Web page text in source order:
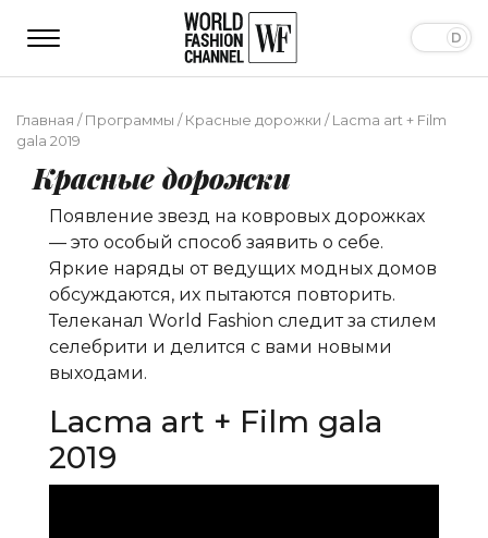
Главная /Программы /Красные дорожки /Lacma art + Film
gala 2019
Красные дорожки
Появление звезд на ковровых дорожках
— это особый способ заявить о себе.
Яркие наряды от ведущих модных домов
обсуждаются, их пытаются повторить.
Телеканал World Fashion следит за стилем
селебрити и делится с вами новыми
выходами.
Lacma art + Film gala
2019